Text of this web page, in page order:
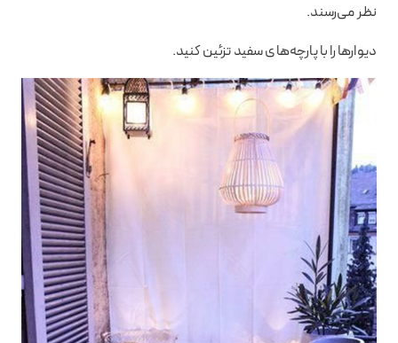
نظر می‌رسند.
دیوارها را با پارچه‌های سفید تزئین کنید.